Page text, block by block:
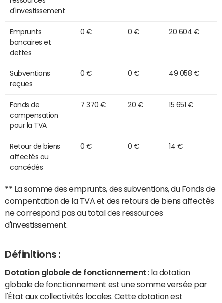
d'investissement
Emprunts
bancaires et
dettes
0 € 0 € 20 604 €
Subventions
reçues
0 € 0 € 49 058 €
Fonds de
compensation
pour la TVA
7 370 € 20 € 15 651 €
Retour de biens
affectés ou
concédés
0 € 0 € 14 €
** La somme des emprunts, des subventions, du Fonds de
compentation de la TVA et des retours de biens affectés
ne correspond pas au total des ressources
d'investissement.
Définitions :
Dotation globale de fonctionnement : la dotation
globale de fonctionnement est une somme versée par
l'État aux collectivités locales. Cette dotation est